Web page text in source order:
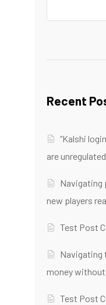
Recent
“Kalshi
are
Navigating
new players
Test Post
Navigating
money
Test Post